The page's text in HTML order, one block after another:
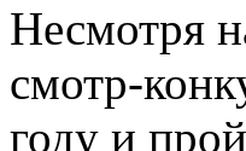
Несмотря
смотр-
году и